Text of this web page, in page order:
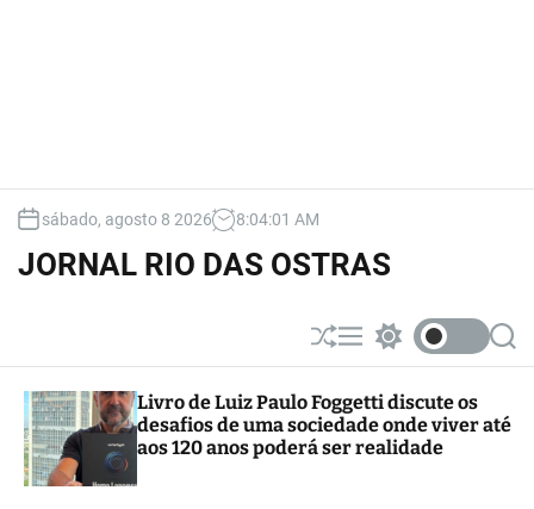
sábado, agosto 8 2026 8:04:03 AM
JORNAL RIO DAS OSTRAS
S
h
ff
l
e
M
e
u
w
t
c
h
S
e
c
Livro de Luiz Paulo Foggetti discute os
desafios de uma sociedade onde viver até
aos 120 anos poderá ser realidade